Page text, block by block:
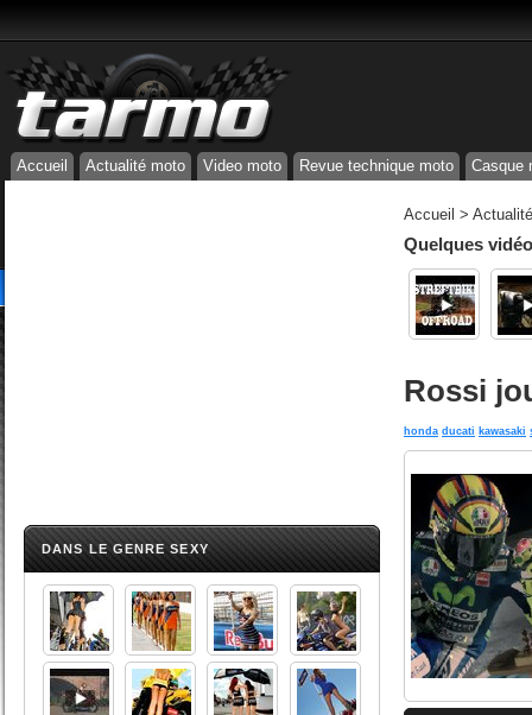
Accueil Actualité moto Video moto Revue technique moto Casque
DANS LE GENRE SEXY
Accueil >
Quelques
Rossi
honda ducati kawasaki